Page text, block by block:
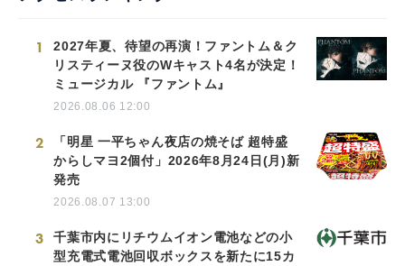
1
2027年夏、待望の再演！ファントム＆ク
リスティーヌ役のWキャスト4名が決定！
ミュージカル 『ファントム』
2026.08.06 12:00
2
「明星 一平ちゃん夜店の焼そば 超特盛
からしマヨ2個付」2026年8月24日(月)新
発売
2026.08.07 13:00
3
千葉市内にリチウムイオン電池などの小
型充電式電池回収ボックスを新たに15カ